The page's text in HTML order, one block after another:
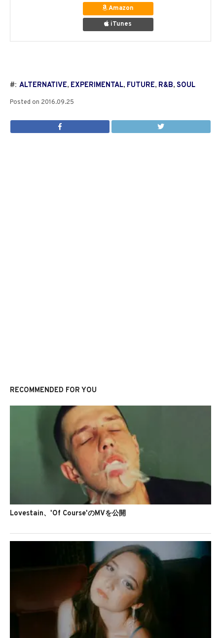
Amazon
iTunes
#: ALTERNATIVE, EXPERIMENTAL, FUTURE, R&B, SOUL
Posted on 2016.09.25
RECOMMENDED FOR YOU
Lovestain、'Of Course'のMVを公開